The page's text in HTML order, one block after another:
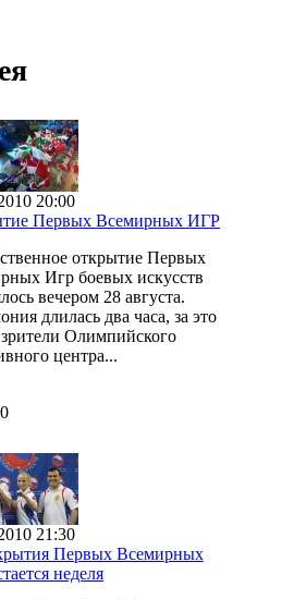
20:00
Первых Всемирных ИГР
открытие Первых
Игр боевых искусств
вечером 28 августа.
длилась два часа, за это
Олимпийского
центра...
21:30
Первых Всемирных
неделя